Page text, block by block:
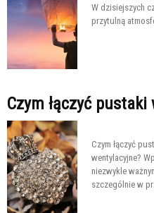
W dzisiejszych
przytulną
Czym łączyć pustaki
Czym łączyć
wentylacyjne?
niezwykle
szczególnie w